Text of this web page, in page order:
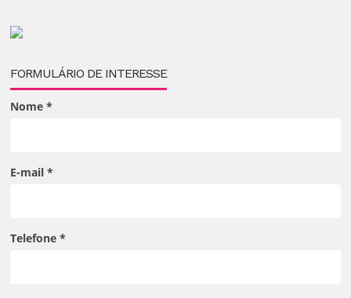
FORMULÁRIO DE INTERESSE
Nome *
E-mail *
Telefone *